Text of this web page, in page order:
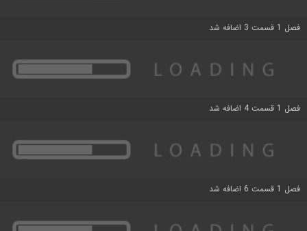
فصل 1 قسمت 3 اضافه شد
فصل 1 قسمت 4 اضافه شد
فصل 1 قسمت 6 اضافه شد